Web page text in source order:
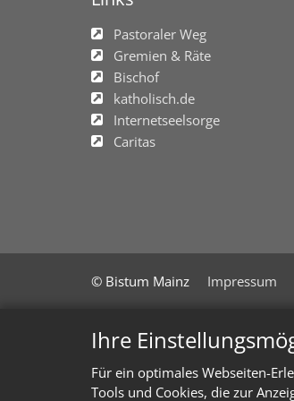
Ihre
Für ein optimales Webseiten-
Tools und Cookies, die zur
Pastoraler Weg
Gremien & Räte
Bischof
katholisch.de
Internetseelsorge
Caritas
© Bistum Mainz Impressum